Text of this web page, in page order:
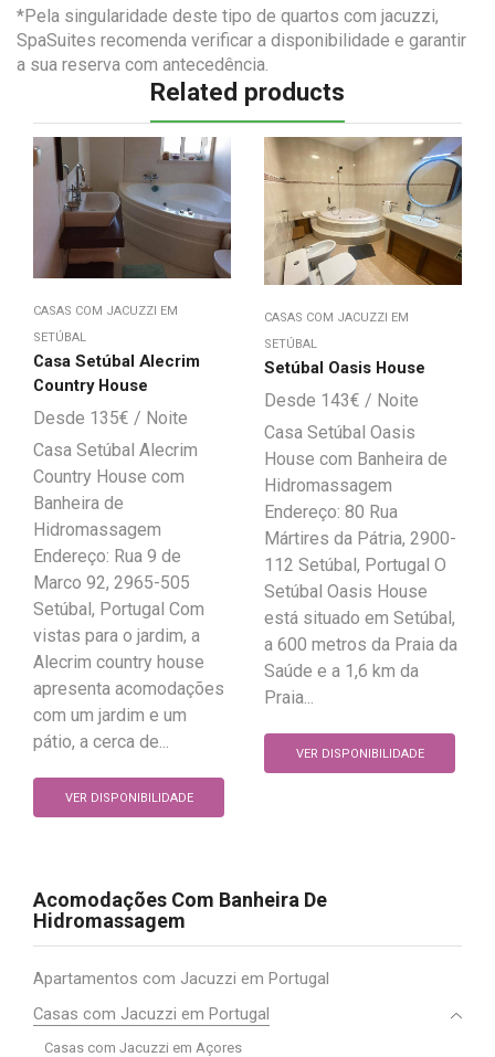
*Pela singularidade deste tipo de quartos com jacuzzi,
SpaSuites recomenda verificar a disponibilidade e garantir
a sua reserva com antecedência.
Related products
CASAS COM JACUZZI EM
SETÚBAL
Casa Setúbal Alecrim
Country House
135€
Casa Setúbal Alecrim
Country House com
Banheira de
Hidromassagem
Endereço: Rua 9 de
Marco 92, 2965-505
Setúbal, Portugal Com
vistas para o jardim, a
Alecrim country house
apresenta acomodações
com um jardim e um
pátio, a cerca de...
VER DISPONIBILIDADE
CASAS COM JACUZZI EM
SETÚBAL
Setúbal Oasis House
143€
Casa Setúbal Oasis
House com Banheira de
Hidromassagem
Endereço: 80 Rua
Mártires da Pátria, 2900-
112 Setúbal, Portugal O
Setúbal Oasis House
está situado em Setúbal,
a 600 metros da Praia da
Saúde e a 1,6 km da
Praia...
VER DISPONIBILIDADE
Acomodações Com Banheira De
Hidromassagem
Apartamentos com Jacuzzi em Portugal
Casas com Jacuzzi em Portugal
Casas com Jacuzzi em Açores